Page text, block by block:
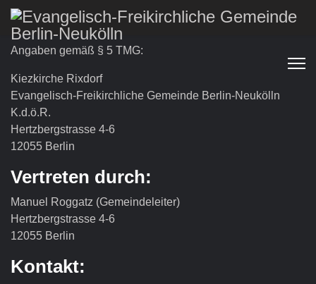
Angaben gemäß § 5 TMG:
Kiezkirche Rixdorf
Evangelisch-Freikirchliche Gemeinde Berlin-Neukölln
K.d.ö.R.
Hertzbergstrasse 4-6
12055 Berlin
Vertreten durch:
Manuel Roggatz (Gemeindeleiter)
Hertzbergstrasse 4-6
12055 Berlin
Kontakt: